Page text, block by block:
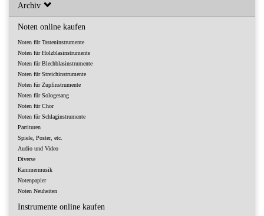
Archiv
Noten online kaufen
Noten für Tasteninstrumente
Noten für Holzblasinstrumente
Noten für Blechblasinstrumente
Noten für Streichinstrumente
Noten für Zupfinstrumente
Noten für Sologesang
Noten für Chor
Noten für Schlaginstrumente
Partituren
Spiele, Poster, etc.
Audio und Video
Diverse
Kammermusik
Notenpapier
Noten Neuheiten
Instrumente online kaufen